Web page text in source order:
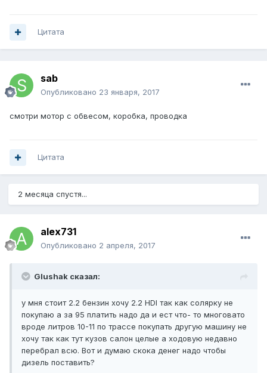
Цитата
sab
Опубликовано 23 января, 2017
смотри мотор с обвесом, коробка, проводка
Цитата
2 месяца спустя...
alex731
Опубликовано 2 апреля, 2017
Glushak сказал:
у мня стоит 2.2 бензин хочу 2.2 HDI так как солярку не
покупаю а за 95 платить надо да и ест что- то многовато
вроде литров 10-11 по трассе покупать другую машину не
хочу так как тут кузов салон целые а ходовую недавно
перебрал всю. Вот и думаю скока денег надо чтобы
дизель поставить?